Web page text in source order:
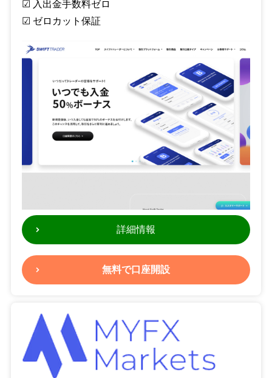
☑︎ 入出金手数料ゼロ
☑︎ ゼロカット保証
詳細情報
無料で口座開設